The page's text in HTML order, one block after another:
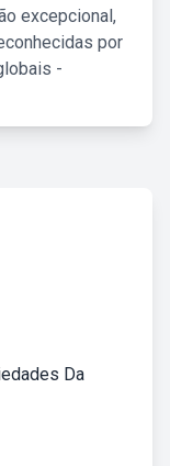
excepcional,
por
-
Da